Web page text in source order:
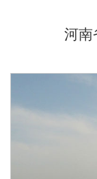
河